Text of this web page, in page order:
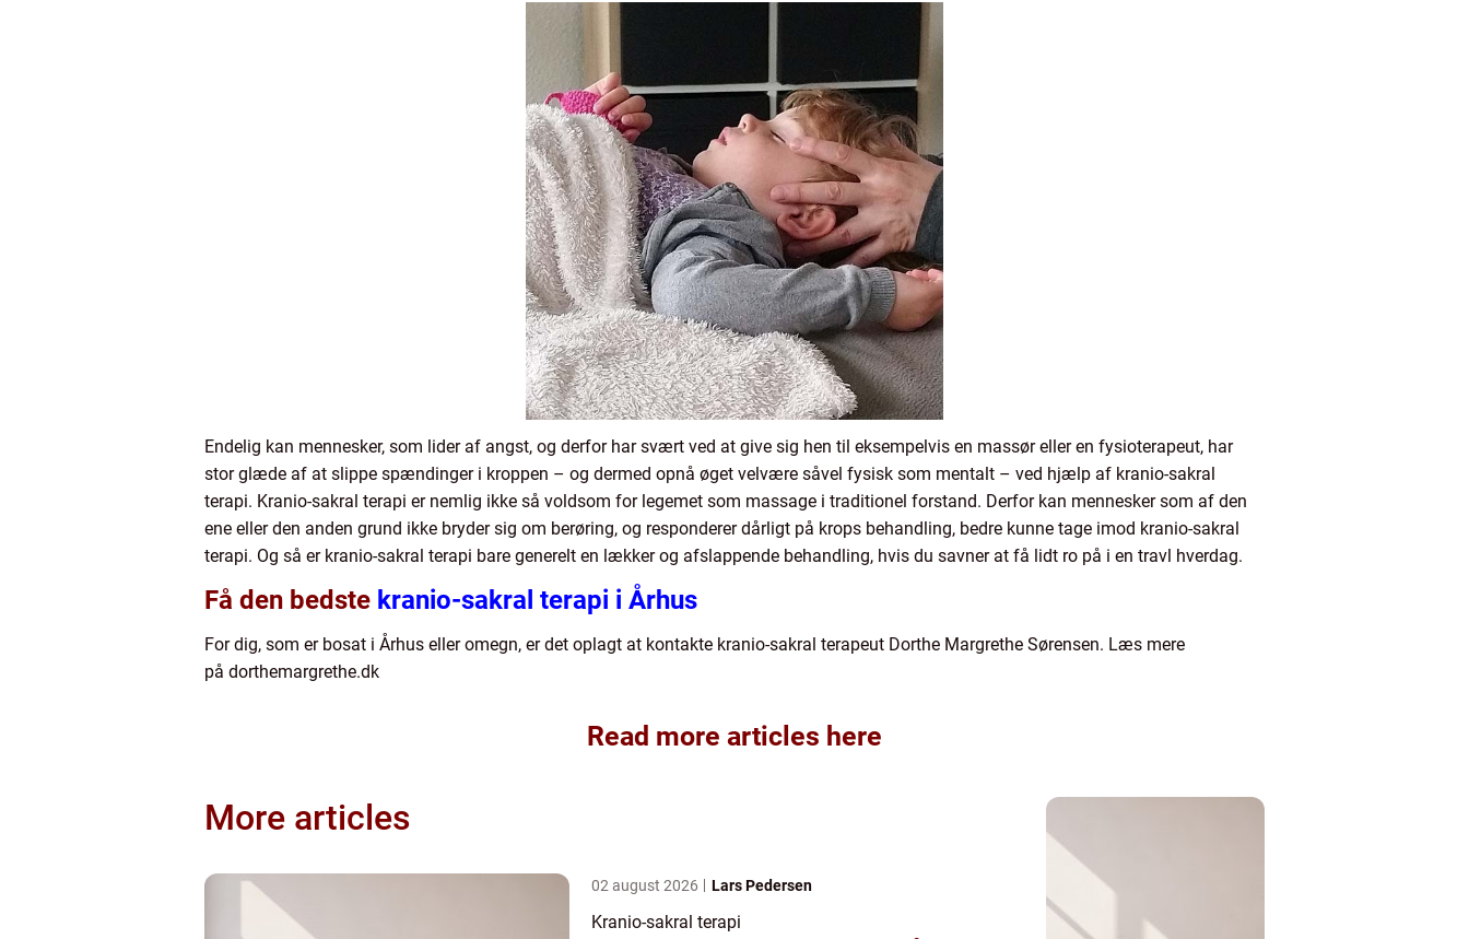
Endelig kan mennesker, som lider af angst, og derfor har svært ved at give sig hen til eksempelvis en massør eller en fysioterapeut, har
stor glæde af at slippe spændinger i kroppen – og dermed opnå øget velvære såvel fysisk som mentalt – ved hjælp af kranio-sakral
terapi. Kranio-sakral terapi er nemlig ikke så voldsom for legemet som massage i traditionel forstand. Derfor kan mennesker som af den
ene eller den anden grund ikke bryder sig om berøring, og responderer dårligt på krops behandling, bedre kunne tage imod kranio-sakral
terapi. Og så er kranio-sakral terapi bare generelt en lækker og afslappende behandling, hvis du savner at få lidt ro på i en travl hverdag.
Få den bedste kranio-sakral terapi i Århus
For dig, som er bosat i Århus eller omegn, er det oplagt at kontakte kranio-sakral terapeut Dorthe Margrethe Sørensen. Læs mere
på dorthemargrethe.dk
Read more articles here
More articles
02 august 2026 Lars Pedersen
Kranio-sakral terapi